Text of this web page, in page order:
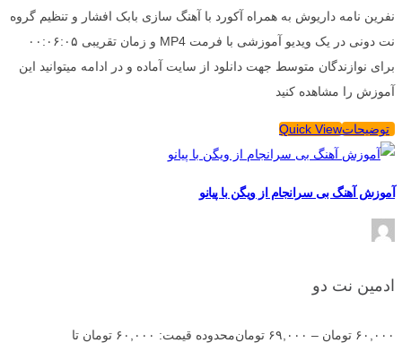
نفرین نامه داریوش به همراه آکورد با آهنگ سازی بابک افشار و تنظیم گروه
نت دونی در یک ویدیو آموزشی با فرمت MP4 و زمان تقریبی ۰۰:۰۶:۰۵
برای نوازندگان متوسط جهت دانلود از سایت آماده و در ادامه میتوانید این
آموزش را مشاهده کنید
توضیحاتQuick View
آموزش آهنگ بی سرانجام از ویگن با پیانو
ادمین نت دو
۶۰,۰۰۰ تومان – ۶۹,۰۰۰ تومان
محدوده قیمت: ۶۰,۰۰۰ تومان تا